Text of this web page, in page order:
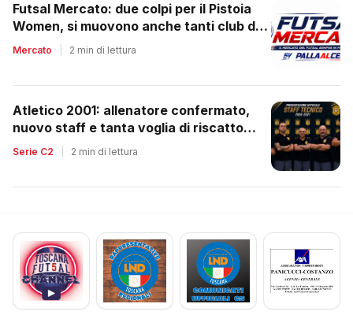
Futsal Mercato: due colpi per il Pistoia
Women, si muovono anche tanti club del
regionale
Mercato 2 min di lettura
Atletico 2001: allenatore confermato,
nuovo staff e tanta voglia di riscatto
dopo la retrocessione
Serie C2 2 min di lettura